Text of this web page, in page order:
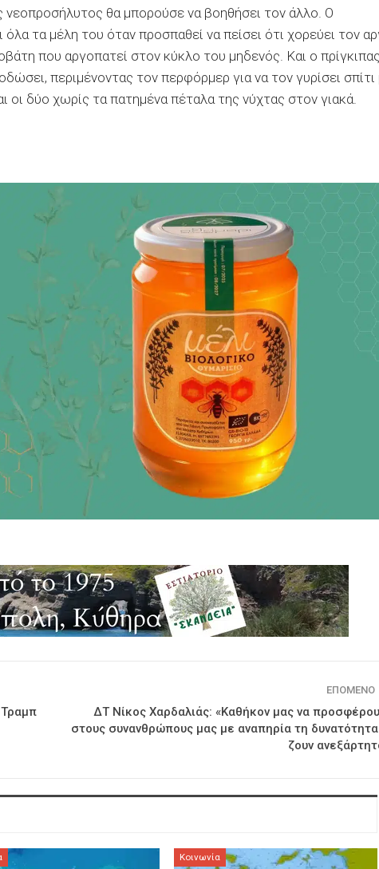
νεοπροσήλυτος θα μπορούσε να βοηθήσει τον άλλο. Ο
τα μέλη του όταν προσπαθεί να πείσει ότι χορεύει τον
που αργοπατεί στον κύκλο του μηδενός. Και ο πρίγκιπας
περιμένοντας τον περφόρμερ για να τον γυρίσει σπίτι
δύο χωρίς τα πατημένα πέταλα της νύχτας στον γιακά.
ΕΠΌΜΕΝΟ
ΔΤ Νίκος Χαρδαλιάς: «Καθήκον μας να
στους συνανθρώπους μας με αναπηρία τη
ζουν
Κοινωνία